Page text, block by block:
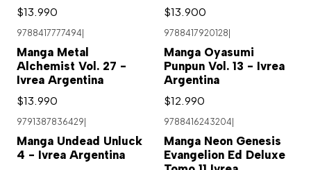
$13.990 $13.900
9788417777494
Manga Metal
Alchemist Vol. 27 -
Ivrea Argentina
$13.990
9788417920128
Manga Oyasumi
Punpun Vol. 13 - Ivrea
Argentina
$12.990
9791387836429|
Manga Undead Unluck
4 - Ivrea Argentina
9788416243204|
Manga Neon Genesis
Evangelion Ed Deluxe